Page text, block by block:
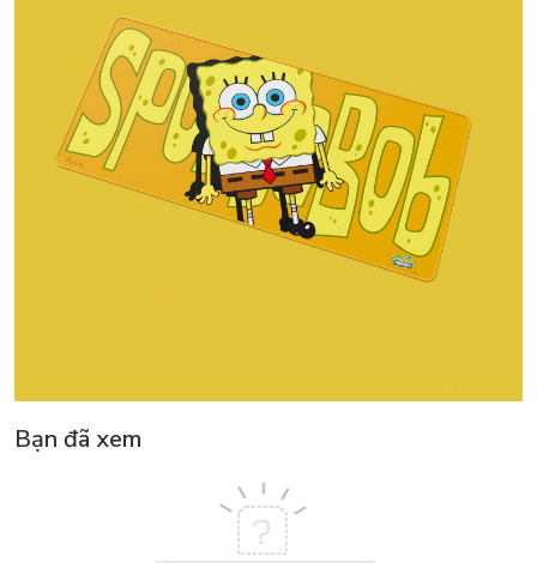
Bạn đã xem